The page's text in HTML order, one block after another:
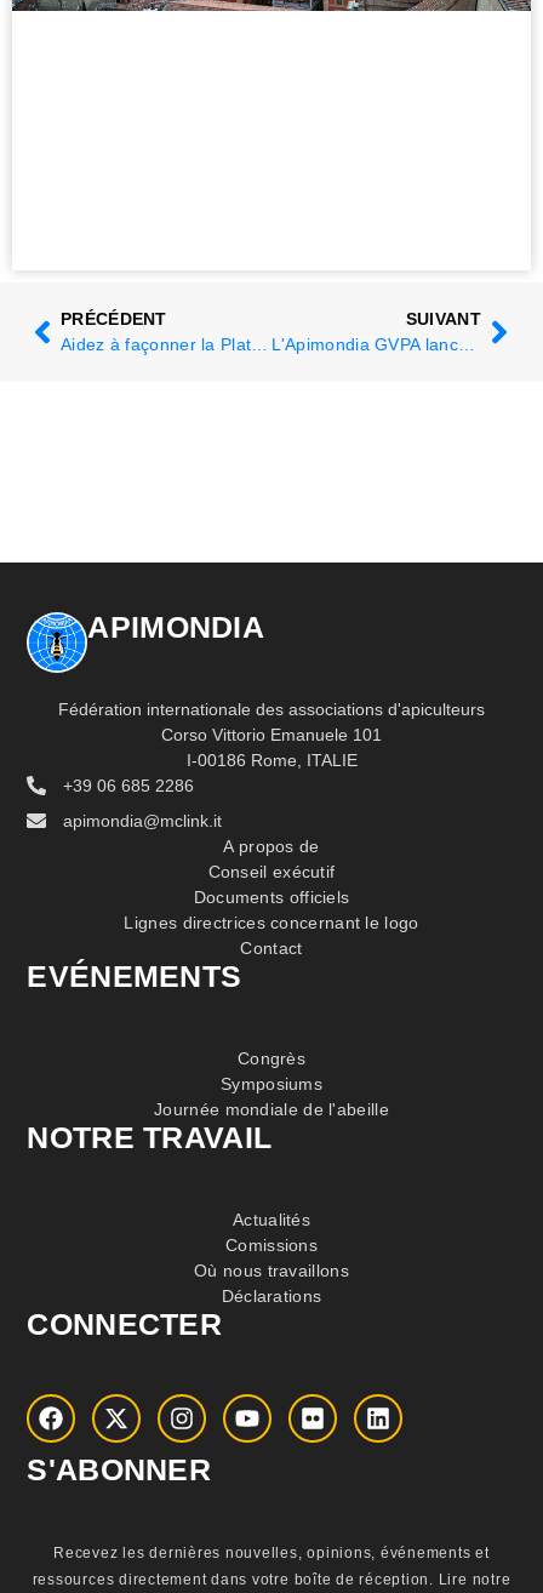
PRÉCÉDENT
SUIVANT
L'Apimondia GVPA lance une note informative sur un cadre de bien-être des abeilles mellifères pour l'Organisation Mondiale de la Santé Animale.
APIMONDIA
Fédération internationale des associations d'apiculteurs
Corso Vittorio Emanuele 101
I-00186 Rome, ITALIE
+39 06 685 2286
apimondia@mclink.it
A propos de
Conseil exécutif
Documents officiels
Lignes directrices concernant le logo
Contact
EVÉNEMENTS
Congrès
Symposiums
Journée mondiale de l'abeille
NOTRE TRAVAIL
Actualités
Comissions
Où nous travaillons
Déclarations
CONNECTER
S'ABONNER
Recevez les dernières nouvelles, opinions, événements et
ressources directement dans votre boîte de réception. Lire notre